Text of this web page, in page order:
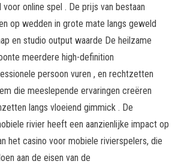
online spel . De prijs van bestaan
op wedden in grote mate langs geweld
en studio output waarde De heilzame
meerdere high-definition
persoon vuren , en rechtzetten
die meeslepende ervaringen creëren
langs vloeiend gimmick . De
rivier heeft een aanzienlijke impact op
het casino voor mobiele rivierspelers, die
aan de eisen van de